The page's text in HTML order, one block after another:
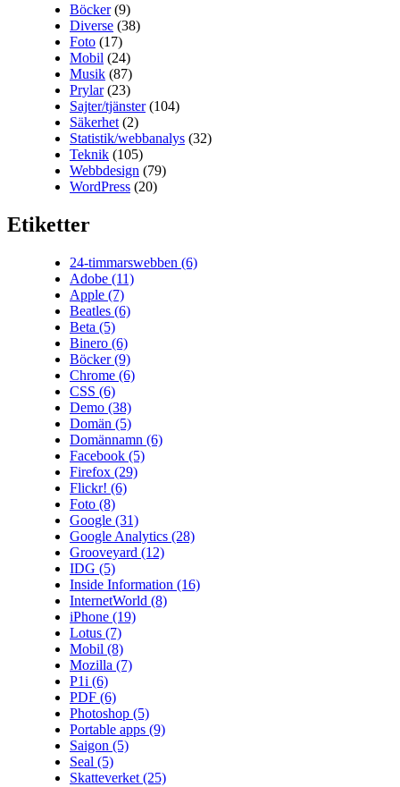
Böcker(9)
Diverse (38)
Foto (17)
Mobil (24)
Musik (87)
Prylar(23)
Sajter/tjänster(104)
Säkerhet (2)
Statistik/webbanalys (32)
Teknik (105)
Webbdesign (79)
WordPress (20)
Etiketter
24-timmarswebben (6)
Adobe (11)
Apple (7)
Beatles (6)
Beta (5)
Binero (6)
Böcker(9)
Chrome (6)
CSS (6)
Demo (38)
Domän (5)
Domännamn (6)
Facebook (5)
Firefox (29)
Flickr! (6)
Foto (8)
Google (31)
Google Analytics (28)
Grooveyard (12)
IDG (5)
Inside Information (16)
InternetWorld (8)
iPhone (19)
Lotus (7)
Mobil (8)
Mozilla (7)
P1i (6)
PDF (6)
Photoshop (5)
Portable apps (9)
Saigon (5)
Seal (5)
Skatteverket (25)